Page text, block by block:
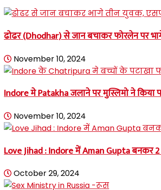
ढोढर (Dhodhar) से जान बचाकर फोरलेन पर
November 10, 2024
Indore मे Patakha जलाने पर मुस्लिमो ने
November 10, 2024
Love Jihad : Indore में Aman Gupta बनकर
October 29, 2024